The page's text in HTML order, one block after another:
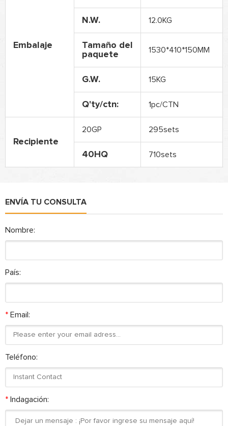
Embalaje
N.W. 12.0KG
Tamaño del
paquete
1530*410*150MM
G.W. 15KG
Q'ty/ctn: 1pc/CTN
Recipiente
20GP 295sets
40HQ 710sets
ENVÍA TU CONSULTA
Nombre:
País:
* Email:
Teléfono:
* Indagación: